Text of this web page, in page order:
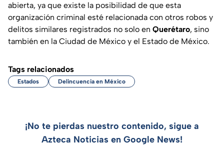
abierta, ya que existe la posibilidad de que esta
organización criminal esté relacionada con otros robos y
delitos similares registrados no solo en Querétaro, sino
también en la Ciudad de México y el Estado de México.
Tags relacionados
Estados Delincuencia en México
¡No te pierdas nuestro contenido, sigue a
Azteca Noticias en Google News!